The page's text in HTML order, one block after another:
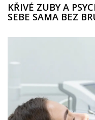
KŘIVÉ ZUBY A
SEBE SAMA BEZ